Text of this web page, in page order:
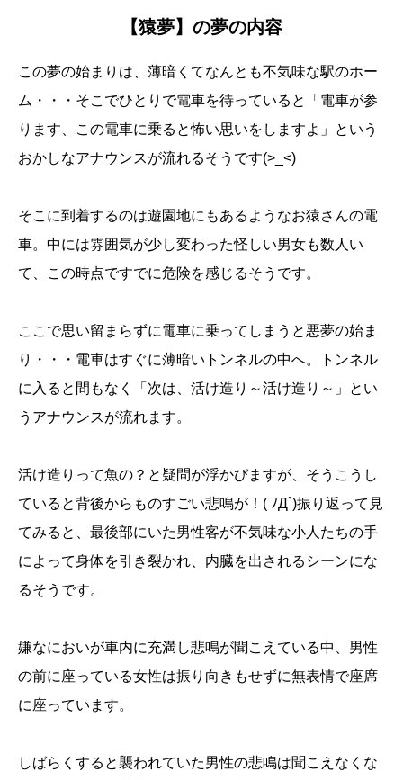
【猿夢】の夢の内容
この夢の始まりは、薄暗くてなんとも不気味な駅のホー
ム・・・そこでひとりで電車を待っていると「電車が参
ります、この電車に乗ると怖い思いをしますよ」という
おかしなアナウンスが流れるそうです(>_<)
そこに到着するのは遊園地にもあるようなお猿さんの電
車。中には雰囲気が少し変わった怪しい男女も数人い
て、この時点ですでに危険を感じるそうです。
ここで思い留まらずに電車に乗ってしまうと悪夢の始ま
り・・・電車はすぐに薄暗いトンネルの中へ。トンネル
に入ると間もなく「次は、活け造り～活け造り～」とい
うアナウンスが流れます。
活け造りって魚の？と疑問が浮かびますが、そうこうし
ていると背後からものすごい悲鳴が！( ﾉД`)振り返って見
てみると、最後部にいた男性客が不気味な小人たちの手
によって身体を引き裂かれ、内臓を出されるシーンにな
るそうです。
嫌なにおいが車内に充満し悲鳴が聞こえている中、男性
の前に座っている女性は振り向きもせずに無表情で座席
に座っています。
しばらくすると襲われていた男性の悲鳴は聞こえなくな